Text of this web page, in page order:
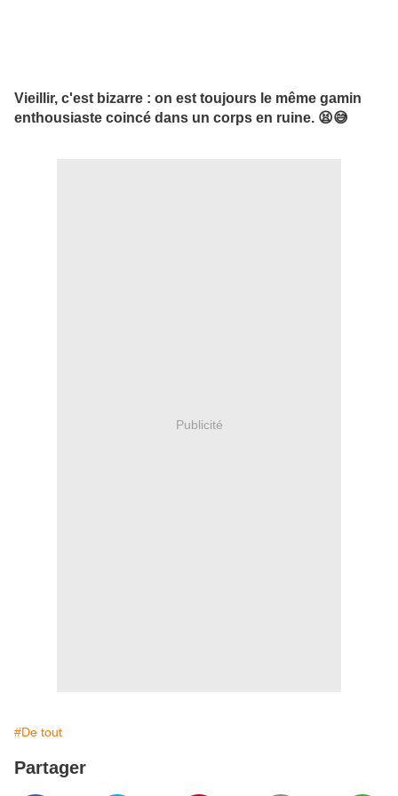
Vieillir, c'est bizarre : on est toujours le même gamin
enthousiaste coincé dans un corps en ruine. 😫😅
Publicité
#De tout
Partager